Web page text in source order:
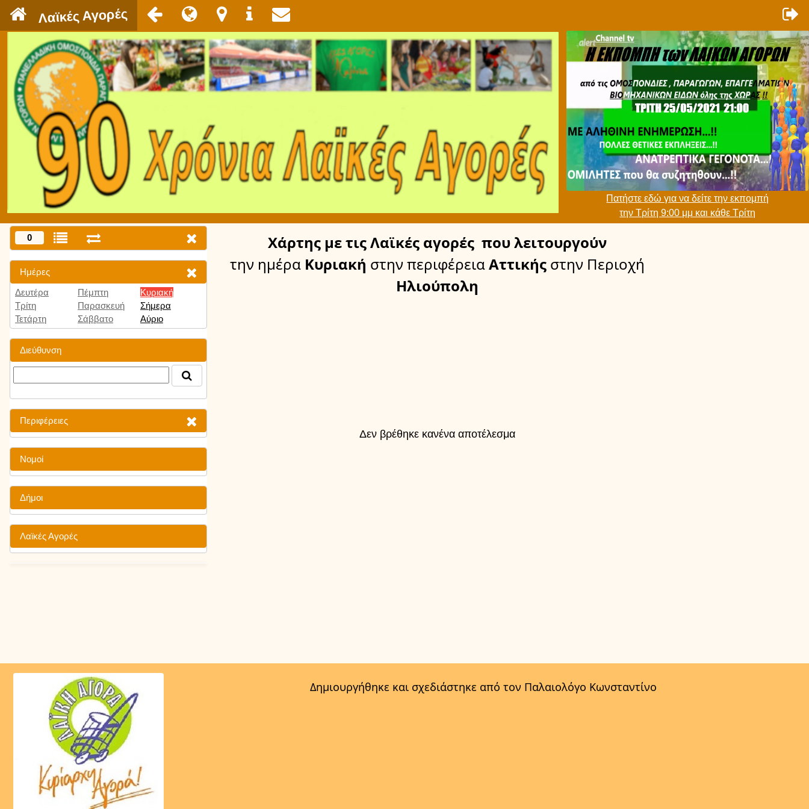
Λαϊκές Αγορές
Πατήστε εδώ για να δείτε την εκπομπή
την Τρίτη 9:00 μμ και κάθε Τρίτη
0
Ημέρες
Δευτέρα
Τρίτη
Τετάρτη
Πέμπτη
Παρασκευή
Σάββατο
Κυριακή
Σήμερα
Αύριο
Διεύθυνση
Περιφέρειες
Νομοί
Δήμοι
Λαϊκές Αγορές
Χάρτης με τις Λαϊκές αγορές που λειτουργούν
την ημέρα Κυριακή στην περιφέρειαΑττικής στην Περιοχή
Ηλιούπολη
Δεν βρέθηκε κανένα αποτέλεσμα
Δημιουργήθηκε και σχεδιάστηκε από τον Παλαιολόγο Κωνσταντίνο